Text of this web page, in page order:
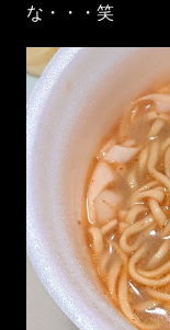
な・・・笑